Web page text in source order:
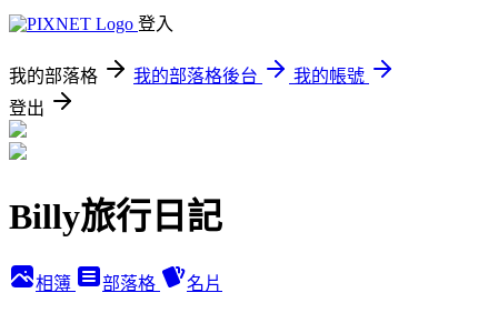
登入
我的部落格 我的部落格後台
我的帳號
登出
Billy旅行日記
相簿 部落格 名片